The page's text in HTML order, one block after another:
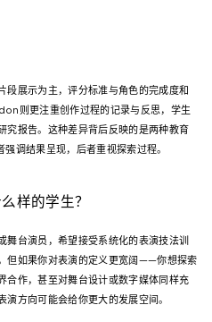
段展示为主，评分标准与角色的完成度和
则更注重创作过程的记录与反思，学生
究报告。这种差异背后反映的是两种教育
调结果呈现，后者重视探索过程。
样的学生？
台演员，希望接受系统化的表演技法训
但如果你对表演的定义更宽阔——你想探索
合作，甚至对舞台设计或数字媒体同样充
方向可能会给你更大的发展空间。